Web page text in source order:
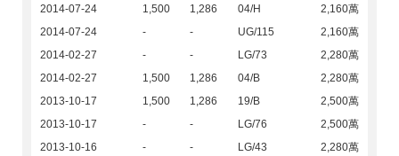
2014-07-24
1,500 1,286 04/H
2,160萬
2014-07-24
- - UG/115
2,160萬
2014-02-27
- - LG/73
2,280萬
2014-02-27
1,500 1,286 04/B
2,280萬
2013-10-17
1,500 1,286 19/B
2,500萬
2013-10-17
- - LG/76
2,500萬
2013-10-16
- - LG/43
2,280萬